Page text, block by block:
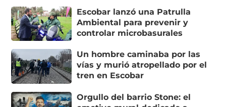
Escobar lanzó una Patrulla
Ambiental para prevenir y
controlar microbasurales
Un hombre caminaba por las
vías y murió atropellado por el
tren en Escobar
Orgullo del barrio Stone: el